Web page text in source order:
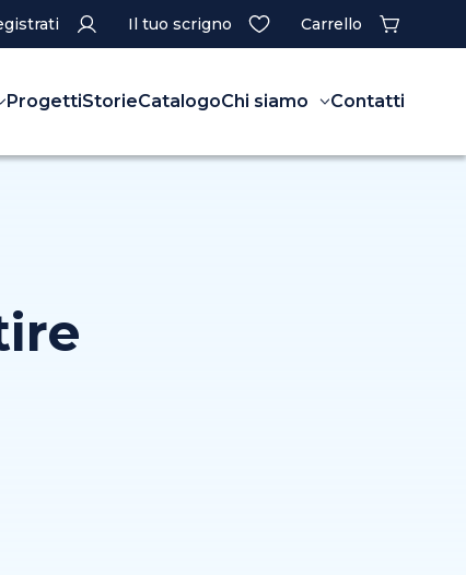
Il tuo scrigno Carrello
ProgettiStorieCatalogoChi siamo Contatti